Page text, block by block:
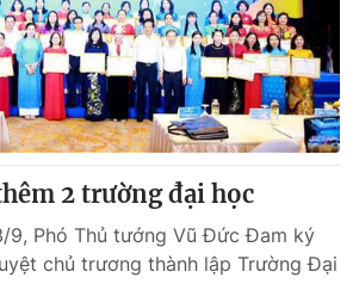
2 trường đại học
9, Phó Thủ tướng Vũ Đức Đam ký
chủ trương thành lập Trường Đại